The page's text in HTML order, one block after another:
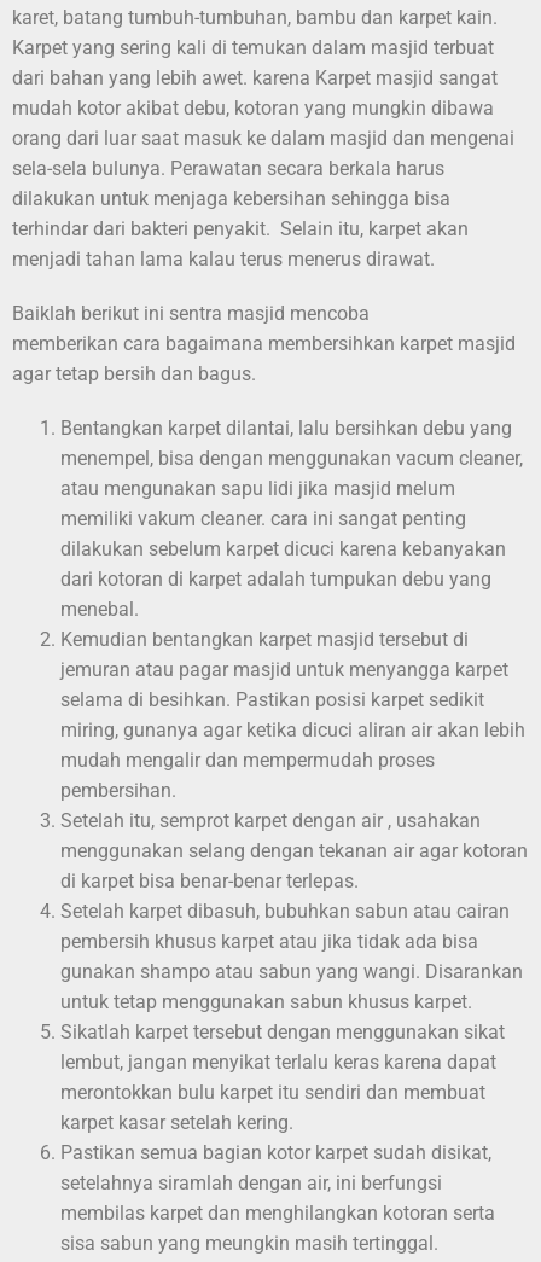
karet, batang tumbuh-tumbuhan, bambu dan karpet kain.
Karpet yang sering kali di temukan dalam masjid terbuat
dari bahan yang lebih awet. karena Karpet masjid sangat
mudah kotor akibat debu, kotoran yang mungkin dibawa
orang dari luar saat masuk ke dalam masjid dan mengenai
sela-sela bulunya. Perawatan secara berkala harus
dilakukan untuk menjaga kebersihan sehingga bisa
terhindar dari bakteri penyakit. Selain itu, karpet akan
menjadi tahan lama kalau terus menerus dirawat.
Baiklah berikut ini sentra masjid mencoba
memberikan cara bagaimana membersihkan karpet masjid
agar tetap bersih dan bagus.
Bentangkan karpet dilantai, lalu bersihkan debu yang
menempel, bisa dengan menggunakan vacum cleaner,
atau mengunakan sapu lidi jika masjid melum
memiliki vakum cleaner. cara ini sangat penting
dilakukan sebelum karpet dicuci karena kebanyakan
dari kotoran di karpet adalah tumpukan debu yang
menebal.
Kemudian bentangkan karpet masjid tersebut di
jemuran atau pagar masjid untuk menyangga karpet
selama di besihkan. Pastikan posisi karpet sedikit
miring, gunanya agar ketika dicuci aliran air akan lebih
mudah mengalir dan mempermudah proses
pembersihan.
Setelah itu, semprot karpet dengan air , usahakan
menggunakan selang dengan tekanan air agar kotoran
di karpet bisa benar-benar terlepas.
Setelah karpet dibasuh, bubuhkan sabun atau cairan
pembersih khusus karpet atau jika tidak ada bisa
gunakan shampo atau sabun yang wangi. Disarankan
untuk tetap menggunakan sabun khusus karpet.
Sikatlah karpet tersebut dengan menggunakan sikat
lembut, jangan menyikat terlalu keras karena dapat
merontokkan bulu karpet itu sendiri dan membuat
karpet kasar setelah kering.
Pastikan semua bagian kotor karpet sudah disikat,
setelahnya siramlah dengan air, ini berfungsi
membilas karpet dan menghilangkan kotoran serta
sisa sabun yang meungkin masih tertinggal.